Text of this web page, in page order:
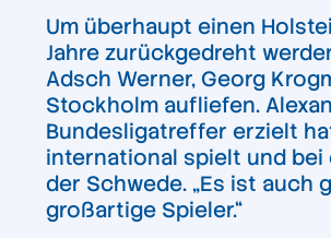
Um überhaupt einen
Jahre zurückgedreht
Adsch Werner, Georg
Stockholm aufliefen.
Bundesligatreffer erzielt
international spielt und bei
der Schwede. „Es ist auch
großartige Spieler.“